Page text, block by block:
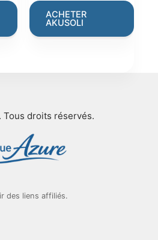
€66.00.
was:
€69.00.
€19.00.
ACHETER
AKUSOLI
droits réservés.
des liens affiliés.